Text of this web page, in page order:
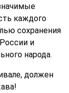
каждого
сохранения
и
народа.
должен